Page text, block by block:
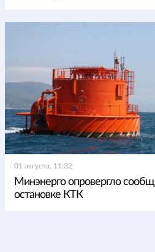
01 августа, 11:32
Минэнерго опровергло
остановке КТК